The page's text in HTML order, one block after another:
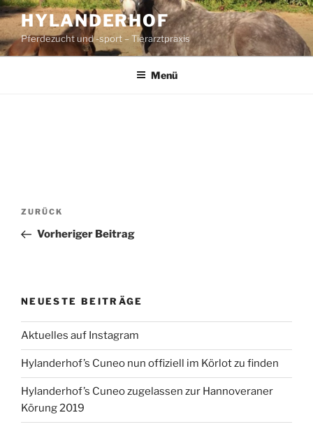
Zum
Inhalt
springen
HYLANDERHOF
Pferdezucht und -sport – Tierarztpraxis
Menü
Beitragsnavigation
Vorheriger
Beitrag
ZURÜCK
Vorheriger Beitrag
NEUESTE BEITRÄGE
Aktuelles auf Instagram
Hylanderhof’s Cuneo nun offiziell im Körlot zu finden
Hylanderhof’s Cuneo zugelassen zur Hannoveraner
Körung 2019